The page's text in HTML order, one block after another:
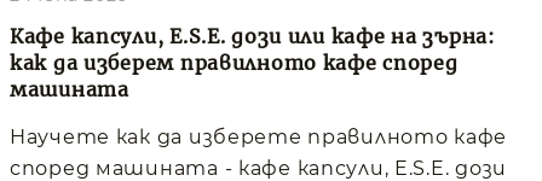
Кафе капсули, E.S.E. дози или кафе на зърна:
как да изберем правилното кафе според
машината
Научете как да изберете правилното кафе
според машината - кафе капсули, E.S.E. дози